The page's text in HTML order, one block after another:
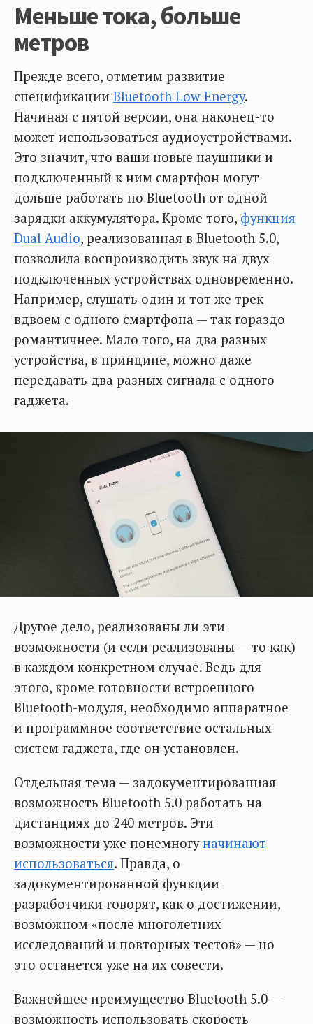
Меньше тока, больше
метров
Прежде всего, отметим развитие
спецификации Bluetooth Low Energy.
Начиная с пятой версии, она наконец-то
может использоваться аудиоустройствами.
Это значит, что ваши новые наушники и
подключенный к ним смартфон могут
дольше работать по Bluetooth от одной
зарядки аккумулятора. Кроме того, функция
Dual Audio, реализованная в Bluetooth 5.0,
позволила воспроизводить звук на двух
подключенных устройствах одновременно.
Например, слушать один и тот же трек
вдвоем с одного смартфона — так гораздо
романтичнее. Мало того, на два разных
устройства, в принципе, можно даже
передавать два разных сигнала с одного
гаджета.
Другое дело, реализованы ли эти
возможности (и если реализованы — то как)
в каждом конкретном случае. Ведь для
этого, кроме готовности встроенного
Bluetooth-модуля, необходимо аппаратное
и программное соответствие остальных
систем гаджета, где он установлен.
Отдельная тема — задокументированная
возможность Bluetooth 5.0 работать на
дистанциях до 240 метров. Эти
возможности уже понемногуначинают
использоваться. Правда, о
задокументированной функции
разработчики говорят, как о достижении,
возможном «после многолетних
исследований и повторных тестов» — но
это останется уже на их совести.
Важнейшее преимущество Bluetooth 5.0 —
возможность использовать скорость